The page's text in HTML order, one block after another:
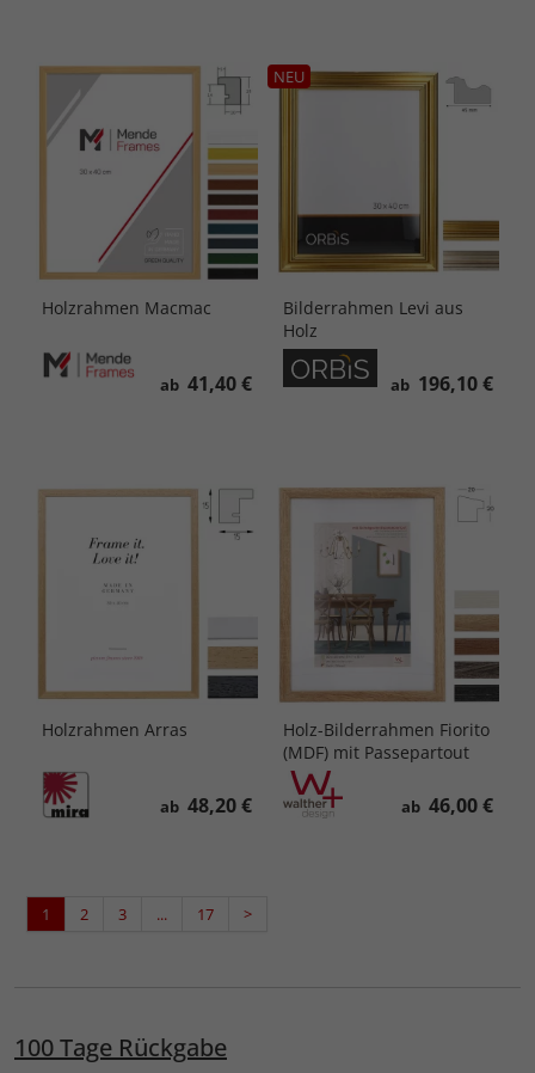
Holzrahmen Macmac
ab 41,40 €
NEU
Bilderrahmen Levi aus
Holz
ab 196,10 €
Holzrahmen Arras
ab 48,20 €
Holz-Bilderrahmen Fiorito
(MDF) mit Passepartout
ab 46,00 €
1 2 3 ... 17 >
100 Tage Rückgabe